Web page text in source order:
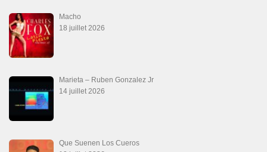
Macho
18 juillet 2026
Marieta – Ruben Gonzalez Jr
14 juillet 2026
Que Suenen Los Cueros